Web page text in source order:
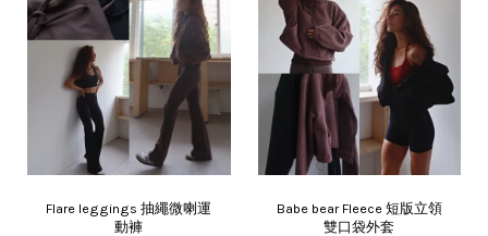
Flare leggings 抽繩微喇運
動褲
Babe bear Fleece 短版立領
雙口袋外套